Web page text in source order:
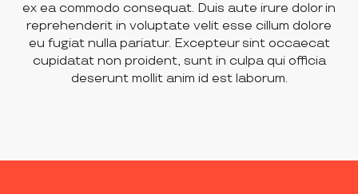
ex ea commodo consequat. Duis aute irure dolor in
reprehenderit in voluptate velit esse cillum dolore
eu fugiat nulla pariatur. Excepteur sint occaecat
cupidatat non proident, sunt in culpa qui officia
deserunt mollit anim id est laborum.